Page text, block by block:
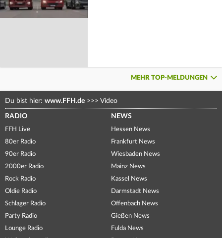
MEHR TOP-MELDUNGEN
Du bist hier: www.FFH.de >>> Video
RADIO
FFH Live
80er Radio
90er Radio
2000er Radio
Rock Radio
Oldie Radio
Schlager Radio
Party Radio
Lounge Radio
NEWS
Hessen News
Frankfurt News
Wiesbaden News
Mainz News
Kassel News
Darmstadt News
Offenbach News
Gießen News
Fulda News